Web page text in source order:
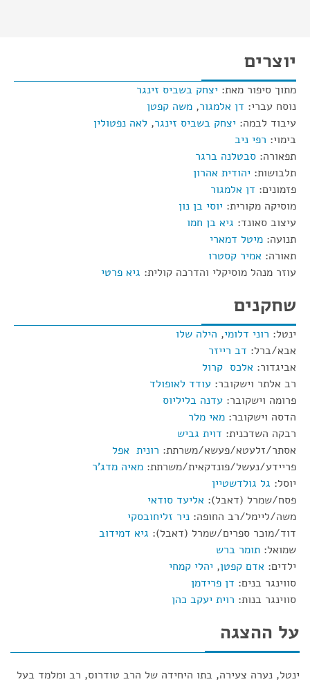
יוצרים
מתוך סיפור מאת: יצחק בשביס זינגר
נוסח עברי: דן אלמגור, משה קפטן
עיבוד לבמה: יצחק בשביס זינגר, לאה נפטולין
בימוי: רפי ניב
תפאורה: סבטלנה ברגר
תלבושות: יהודית אהרון
פזמונים: דן אלמגור
מוסיקה מקורית: יוסי בן נון
עיצוב סאונד: גיא בן חמו
תנועה: מיטל דמארי
תאורה: אמיר קסטרו
עוזר מנהל מוסיקלי והדרכה קולית: גיא פרטי
שחקנים
ינטל: רוני דלומי, הילה שלו
אבא/ברל: דב רייזר
אביגדור: אלכס קרול
רב אלתר וישקובר: עודד לאופולד
פרומה וישקובר: עדנה בליליוס
הדסה וישקובר: מאי מלר
רבקה השדכנית: דוית גביש
אסתר/זלעטא/פעשא/משרתת: רונית אפל
פריידע/נעשל/פונדקאית/משרתת: מאיה מדג'ר
יוסל: גל גולדשטיין
פסח/שמרל (דאבל): אליעד סודאי
משה/ליימל/רב החופה: ניר זליחובסקי
דוד/מוכר ספרים/שמרל (דאבל): גיא דמידוב
שמואל: תומר ברש
ילדים: אדם קפטן, יהלי קמחי
סווינגר בנים: דן פרידמן
סווינגר בנות: רוית יעקב כהן
על ההצגה
ינטל, נערה צעירה, בתו היחידה של הרב טודרוס, רב ומלמד בעל